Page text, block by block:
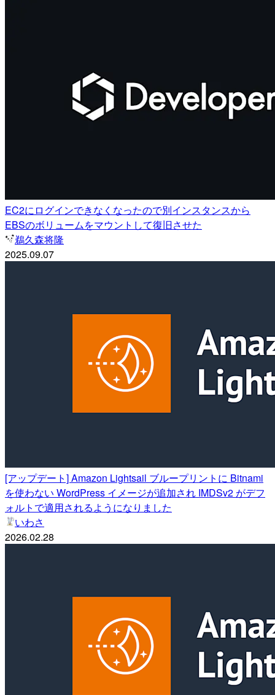
EC2にログインできなくなったので別インスタンスから
EBSのボリュームをマウントして復旧させた
鵜久森将隆
2025.09.07
[アップデート] Amazon Lightsail ブループリントに Bitnami
を使わない WordPress イメージが追加され IMDSv2 がデフ
ォルトで適用されるようになりました
いわさ
2026.02.28